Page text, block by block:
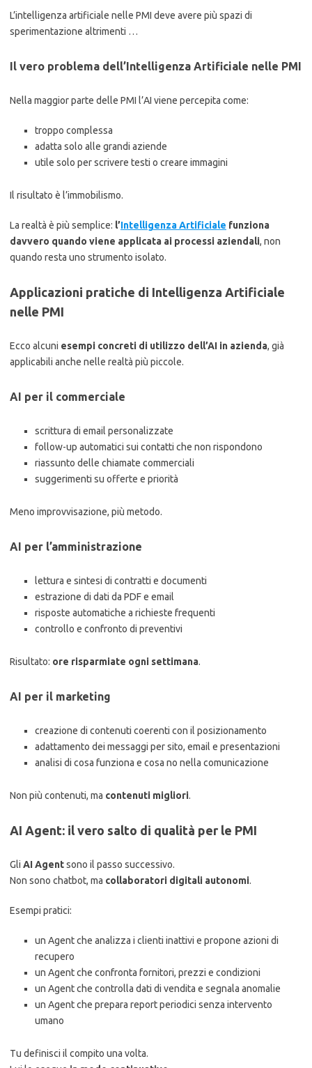
L’intelligenza artificiale nelle PMI deve avere più spazi di
sperimentazione altrimenti …
Il vero problema dell’Intelligenza Artificiale nelle PMI
Nella maggior parte delle PMI l’AI viene percepita come:
troppo complessa
adatta solo alle grandi aziende
utile solo per scrivere testi o creare immagini
Il risultato è l’immobilismo.
La realtà è più semplice: l’Intelligenza Artificiale funziona
davvero quando viene applicata ai processi aziendali, non
quando resta uno strumento isolato.
Applicazioni pratiche di Intelligenza Artificiale
nelle PMI
Ecco alcuni esempi concreti di utilizzo dell’AI in azienda, già
applicabili anche nelle realtà più piccole.
AI per il commerciale
scrittura di email personalizzate
follow-up automatici sui contatti che non rispondono
riassunto delle chiamate commerciali
suggerimenti su offerte e priorità
Meno improvvisazione, più metodo.
AI per l’amministrazione
lettura e sintesi di contratti e documenti
estrazione di dati da PDF e email
risposte automatiche a richieste frequenti
controllo e confronto di preventivi
Risultato: ore risparmiate ogni settimana.
AI per il marketing
creazione di contenuti coerenti con il posizionamento
adattamento dei messaggi per sito, email e presentazioni
analisi di cosa funziona e cosa no nella comunicazione
Non più contenuti, ma contenuti migliori.
AI Agent: il vero salto di qualità per le PMI
Gli AI Agentsono il passo successivo.
Non sono chatbot, ma collaboratori digitali autonomi.
Esempi pratici:
un Agent che analizza i clienti inattivi e propone azioni di
recupero
un Agent che confronta fornitori, prezzi e condizioni
un Agent che controlla dati di vendita e segnala anomalie
un Agent che prepara report periodici senza intervento
umano
Tu definisci il compito una volta.